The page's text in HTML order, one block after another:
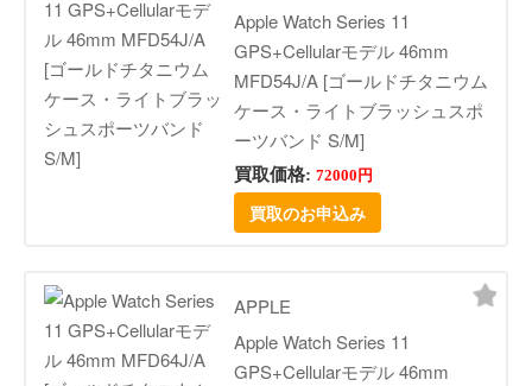
Apple Watch Series 11
GPS+Cellularモデル 46mm
MFD54J/A [ゴールドチタニウム
ケース・ライトブラッシュスポ
ーツバンド S/M]
買取価格: 72000円
買取のお申込み
APPLE
Apple Watch Series 11
GPS+Cellularモデル 46mm